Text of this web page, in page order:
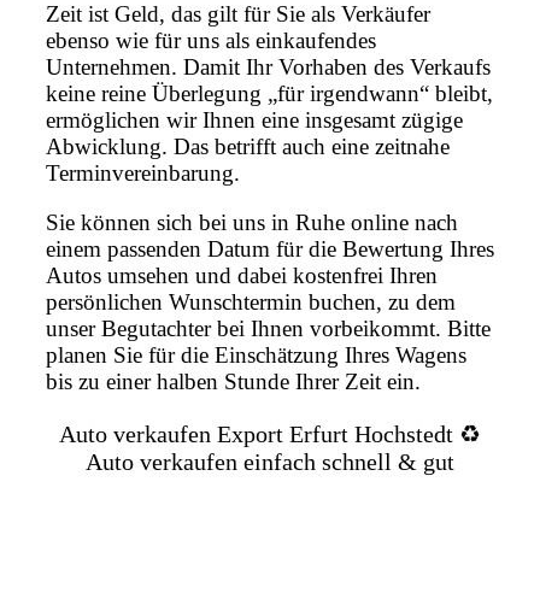
Zeit ist Geld, das gilt für Sie als Verkäufer
ebenso wie für uns als einkaufendes
Unternehmen. Damit Ihr Vorhaben des Verkaufs
keine reine Überlegung „für irgendwann“ bleibt,
ermöglichen wir Ihnen eine insgesamt zügige
Abwicklung. Das betrifft auch eine zeitnahe
Terminvereinbarung.
Sie können sich bei uns in Ruhe online nach
einem passenden Datum für die Bewertung Ihres
Autos umsehen und dabei kostenfrei Ihren
persönlichen Wunschtermin buchen, zu dem
unser Begutachter bei Ihnen vorbeikommt. Bitte
planen Sie für die Einschätzung Ihres Wagens
bis zu einer halben Stunde Ihrer Zeit ein.
Auto verkaufen Export Erfurt Hochstedt ♻️
Auto verkaufen einfach schnell & gut